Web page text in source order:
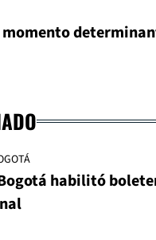
momento
habilitó